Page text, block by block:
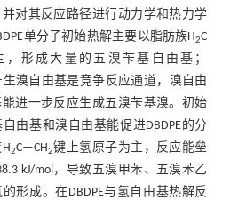
对其反应路径进行动力学和热力学
单分子初始热解主要以脂肪族H2C
，形成大量的五溴苄基自由基；
溴自由基是竞争反应通道，溴自由
进一步反应生成五溴苄基溴。初始
由基和溴自由基能促进DBDPE的分
2C—CH2键上氢原子为主，反应能垒
kJ/mol，导致五溴甲苯、五溴苯乙
形成。在DBDPE与氢自由基热解反